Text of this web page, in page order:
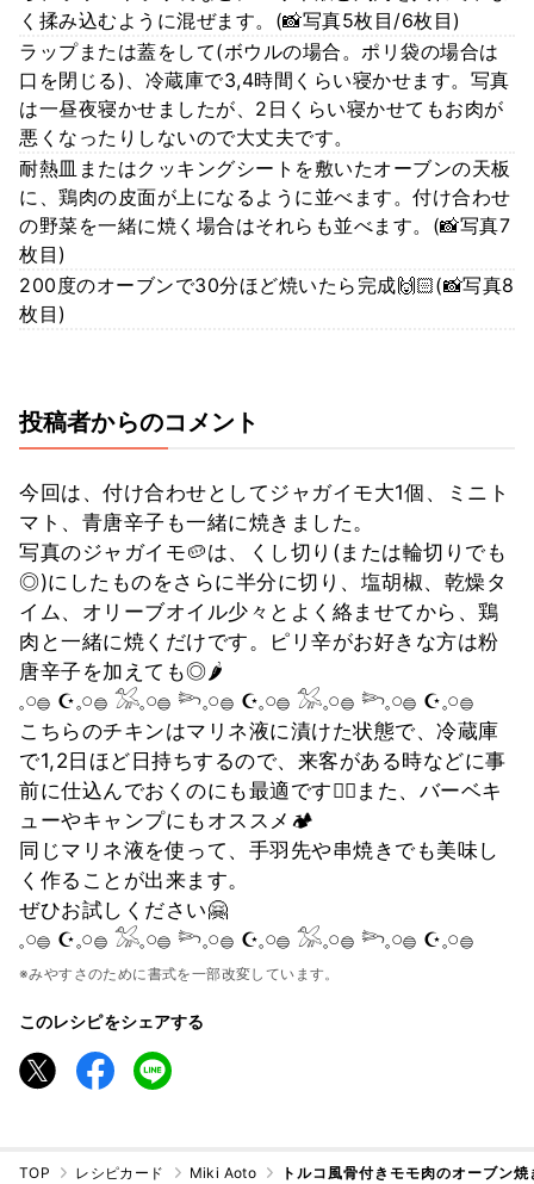
く揉み込むように混ぜます。(📸写真5枚目/6枚目)
ラップまたは蓋をして(ボウルの場合。ポリ袋の場合は
口を閉じる)、冷蔵庫で3,4時間くらい寝かせます。写真
は一昼夜寝かせましたが、2日くらい寝かせてもお肉が
悪くなったりしないので大丈夫です。
耐熱皿またはクッキングシートを敷いたオーブンの天板
に、鶏肉の皮面が上になるように並べます。付け合わせ
の野菜を一緒に焼く場合はそれらも並べます。(📸写真7
枚目)
200度のオーブンで30分ほど焼いたら完成🙌🏻(📸写真8
枚目)
投稿者からのコメント
今回は、付け合わせとしてジャガイモ大1個、ミニト
マト、青唐辛子も一緒に焼きました。
写真のジャガイモ🥔は、くし切り(または輪切りでも
◎)にしたものをさらに半分に切り、塩胡椒、乾燥タ
イム、オリーブオイル少々とよく絡ませてから、鶏
肉と一緒に焼くだけです。ピリ辛がお好きな方は粉
唐辛子を加えても◎🌶
𓈒𓏸𓐍 ☪︎𓈒𓏸𓐍 𓅮𓈒𓏸𓐍 𓆸𓈒𓏸𓐍 ☪︎𓈒𓏸𓐍 𓅮𓈒𓏸𓐍 𓆸𓈒𓏸𓐍 ☪︎𓈒𓏸𓐍
こちらのチキンはマリネ液に漬けた状態で、冷蔵庫
で1,2日ほど日持ちするので、来客がある時などに事
前に仕込んでおくのにも最適です✌🏻また、バーベキ
ューやキャンプにもオススメ🏕
同じマリネ液を使って、手羽先や串焼きでも美味し
く作ることが出来ます。
ぜひお試しください🤗
𓈒𓏸𓐍 ☪︎𓈒𓏸𓐍 𓅮𓈒𓏸𓐍 𓆸𓈒𓏸𓐍 ☪︎𓈒𓏸𓐍 𓅮𓈒𓏸𓐍 𓆸𓈒𓏸𓐍 ☪︎𓈒𓏸𓐍
※みやすさのために書式を一部改変しています。
このレシピをシェアする
TOP レシピカード Miki Aoto トルコ風骨付きモモ肉のオーブン焼